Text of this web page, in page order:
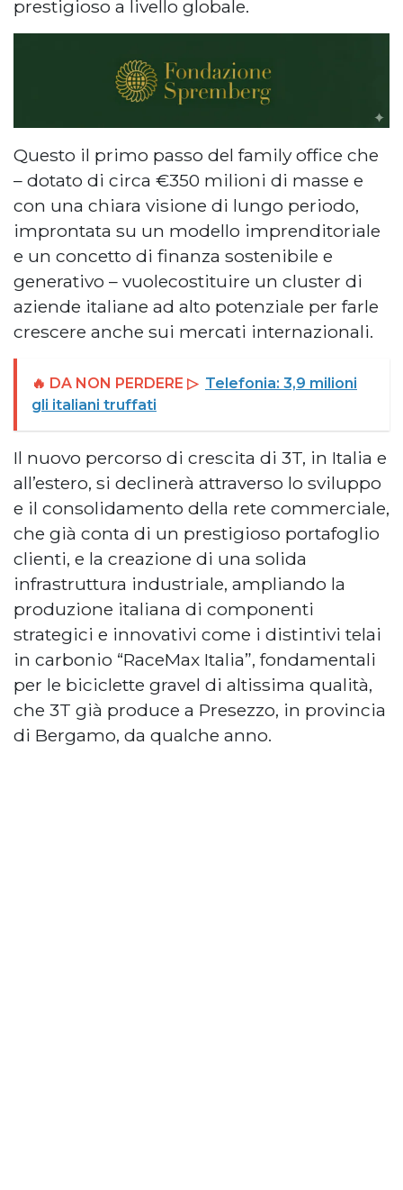
prestigioso a livello globale.
Questo il primo passo del family office che
– dotato di circa €350 milioni di masse e
con una chiara visione di lungo periodo,
improntata su un modello imprenditoriale
e un concetto di finanza sostenibile e
generativo – vuolecostituire un cluster di
aziende italiane ad alto potenziale per farle
crescere anche sui mercati internazionali.
🔥 DA NON PERDERE ▷ Telefonia: 3,9 milioni
gli italiani truffati
Il nuovo percorso di crescita di 3T, in Italia e
all’estero, si declinerà attraverso lo sviluppo
e il consolidamento della rete commerciale,
che già conta di un prestigioso portafoglio
clienti, e la creazione di una solida
infrastruttura industriale, ampliando la
produzione italiana di componenti
strategici e innovativi come i distintivi telai
in carbonio “RaceMax Italia”, fondamentali
per le biciclette gravel di altissima qualità,
che 3T già produce a Presezzo, in provincia
di Bergamo, da qualche anno.